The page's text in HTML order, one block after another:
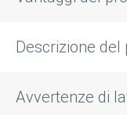
Descrizione del
Avvertenze di